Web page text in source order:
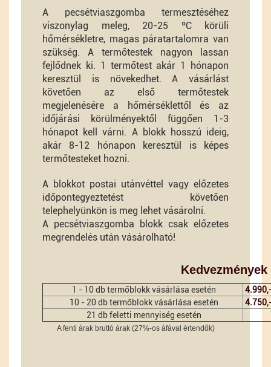
A pecsétviaszgomba termesztéséhez
viszonylag meleg, 20-25 ºC körüli
hőmérsékletre, magas páratartalomra van
szükség. A termőtestek nagyon lassan
fejlődnek ki. 1 termőtest akár 1 hónapon
keresztül is növekedhet. A vásárlást
követően az első termőtestek
megjelenésére a hőmérséklettől és az
időjárási körülményektől függően 1-3
hónapot kell várni. A blokk hosszú ideig,
akár 8-12 hónapon keresztül is képes
termőtesteket hozni.
A blokkot postai utánvéttel vagy előzetes
időpontegyeztetést követően
telephelyünkön is meg lehet vásárolni.
A pecsétviaszgomba blokk csak előzetes
megrendelés után vásárolható!
Kedvezmények
1 - 10 db termőblokk vásárlása esetén
10 - 20 db termőblokk vásárlása esetén
21 db feletti mennyiség esetén
A fenti árak bruttó árak (27%-os áfával értendők)